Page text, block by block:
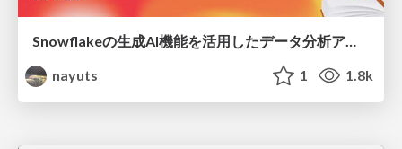
Snowflakeの生成AI機能を活用したデータ分析アプリの作成 〜Cortex AnalystとCortex Searchの活用とStreamlitアプリでの利用〜
nayuts
1 1.8k